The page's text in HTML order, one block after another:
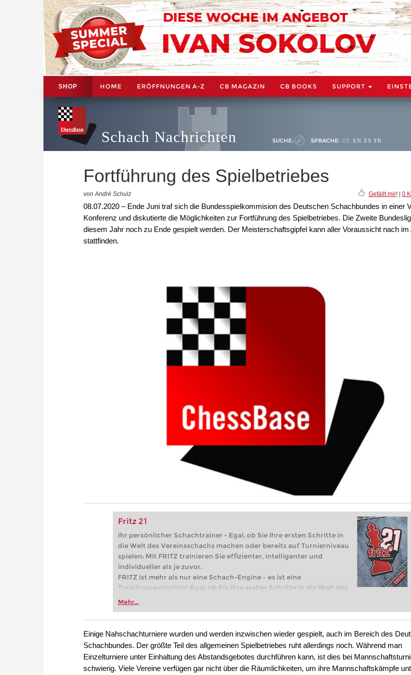
SHOP HOME ERÖFFNUNGEN A-Z CB MAGAZIN CB BOOKS SUPPORT
Schach Nachrichten SUCHE: SPRACHE: DE EN ES FR
Fortführung des Spielbetriebes
von André Schulz Gefällt mir!| 0
08.07.2020 – Ende Juni traf sich die Bundesspielkommision des Deutschen Schachbundes in einer
Konferenz und diskutierte die Möglichkeiten zur Fortführung des Spielbetriebes. Die Zweite
diesem Jahr noch zu Ende gespielt werden. Der Meisterschaftsgipfel kann aller Voraussicht nach im
stattfinden.
Fritz 21
Ihr persönlicher Schachtrainer - Egal, ob Sie Ihre ersten Schritte in
die Welt des Vereinsschachs machen oder bereits auf Turnierniveau
spielen: Mit FRITZ trainieren Sie effizienter, intelligenter und
individueller als je zuvor.
FRITZ ist mehr als nur eine Schach-Engine – es ist eine
Trainingsrevolution! Egal, ob Sie Ihre ersten Schritte in die Welt des
Vereinsschachs machen oder bereits auf Turnierniveau spielen: Mit
zuvor.
Mehr...
Einige Nahschachturniere wurden und werden inzwischen wieder gespielt, auch im Bereich des
Schachbundes. Der größte Teil des allgemeinen Spielbetriebes ruht allerdings noch. Während man
Einzelturniere unter Einhaltung des Abstandsgebotes durchführen kann, ist dies bei
schwierig. Viele Vereine verfügen gar nicht über die Räumlichkeiten, um ihre Mannschaftskämpfe